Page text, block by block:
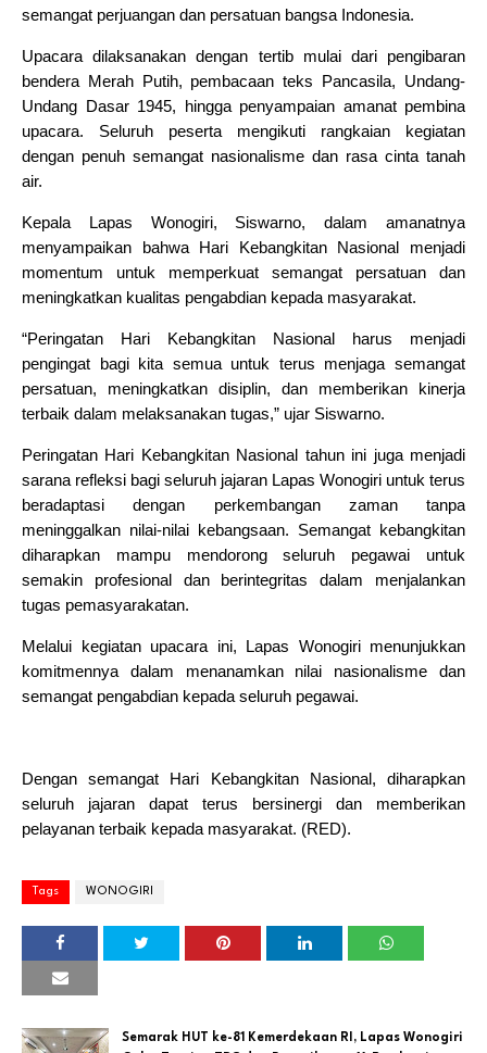
semangat perjuangan dan persatuan bangsa Indonesia.
Upacara dilaksanakan dengan tertib mulai dari pengibaran
bendera Merah Putih, pembacaan teks Pancasila, Undang-
Undang Dasar 1945, hingga penyampaian amanat pembina
upacara. Seluruh peserta mengikuti rangkaian kegiatan
dengan penuh semangat nasionalisme dan rasa cinta tanah
air.
Kepala Lapas Wonogiri, Siswarno, dalam amanatnya
menyampaikan bahwa Hari Kebangkitan Nasional menjadi
momentum untuk memperkuat semangat persatuan dan
meningkatkan kualitas pengabdian kepada masyarakat.
“Peringatan Hari Kebangkitan Nasional harus menjadi
pengingat bagi kita semua untuk terus menjaga semangat
persatuan, meningkatkan disiplin, dan memberikan kinerja
terbaik dalam melaksanakan tugas,” ujar Siswarno.
Peringatan Hari Kebangkitan Nasional tahun ini juga menjadi
sarana refleksi bagi seluruh jajaran Lapas Wonogiri untuk terus
beradaptasi dengan perkembangan zaman tanpa
meninggalkan nilai-nilai kebangsaan. Semangat kebangkitan
diharapkan mampu mendorong seluruh pegawai untuk
semakin profesional dan berintegritas dalam menjalankan
tugas pemasyarakatan.
Melalui kegiatan upacara ini, Lapas Wonogiri menunjukkan
komitmennya dalam menanamkan nilai nasionalisme dan
semangat pengabdian kepada seluruh pegawai.
Dengan semangat Hari Kebangkitan Nasional, diharapkan
seluruh jajaran dapat terus bersinergi dan memberikan
pelayanan terbaik kepada masyarakat. (RED).
Tags WONOGIRI
Semarak HUT ke-81 Kemerdekaan RI, Lapas Wonogiri